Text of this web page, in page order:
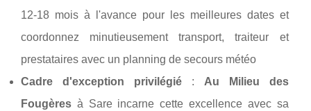
12-18 mois à l'avance pour les meilleures dates et
coordonnez minutieusement transport, traiteur et
prestataires avec un planning de secours météo
Cadre d'exception privilégié: Au Milieu des
Fougères à Sare incarne cette excellence avec sa